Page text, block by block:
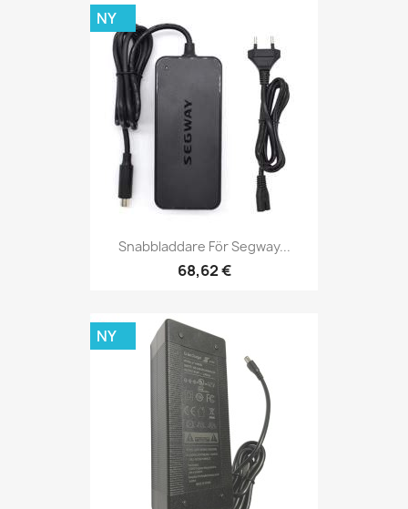
Snabbladdare För Segway...
68,62 €
NY
NY